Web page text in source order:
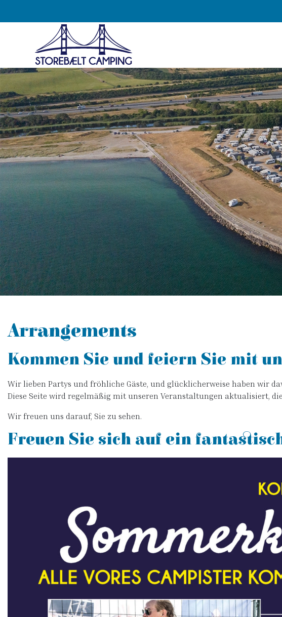
Arrangements
Kommen Sie und feiern Sie mit
Wir lieben Partys und fröhliche Gäste, und glücklicherweise haben wir
Diese Seite wird regelmäßig mit unseren Veranstaltungen aktualisiert,
Wir freuen uns darauf, Sie zu sehen.
Freuen Sie sich auf ein